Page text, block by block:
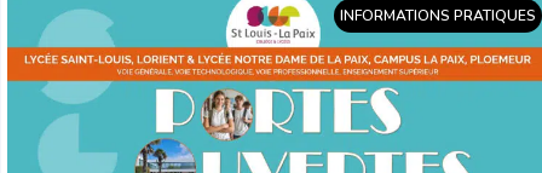
INFORMATIONS PRATIQUES